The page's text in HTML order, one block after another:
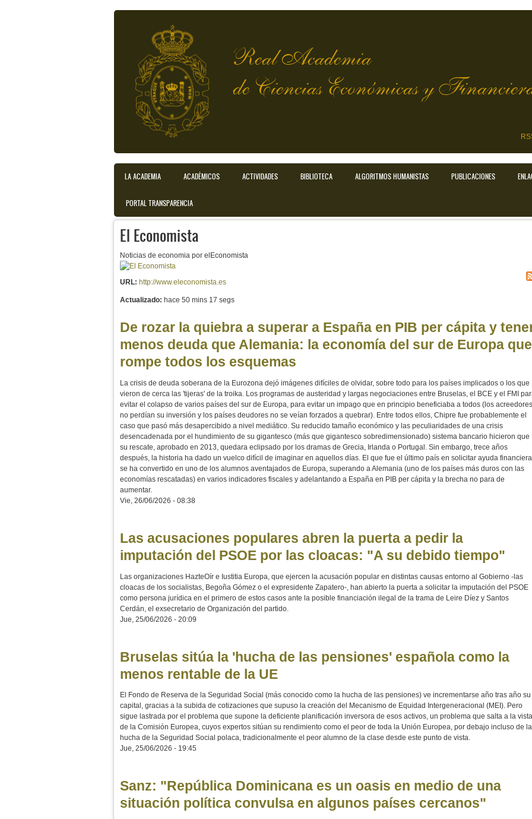
Real Academia
de Ciencias Económicas y
Menú principal
LA ACADEMIA ACADÉMICOS ACTIVIDADES BIBLIOTECA ALGORITMOS HUMANISTAS PUBLICACIONES
PORTAL TRANSPARENCIA
El Economista
Noticias de economia por elEconomista
URL: http://www.eleconomista.es
Actualizado: hace 50 mins 17 segs
De rozar la quiebra a superar a España en PIB per cápita y
menos deuda que Alemania: la economía del sur de Europa que
rompe todos los esquemas
La crisis de deuda soberana de la Eurozona dejó imágenes difíciles de olvidar, sobre todo para los países implicados o los que
vieron de cerca las 'tijeras' de la troika. Los programas de austeridad y largas negociaciones entre Bruselas, el BCE y el FMI
evitar el colapso de varios países del sur de Europa, para evitar un impago que en principio beneficiaba a todos (los acreedores
no perdían su inversión y los países deudores no se veían forzados a quebrar). Entre todos ellos, Chipre fue probablemente el
caso que pasó más desapercibido a nivel mediático. Su reducido tamaño económico y las peculiaridades de una crisis
desencadenada por el hundimiento de su gigantesco (más que gigantesco sobredimensionado) sistema bancario hicieron que
su rescate, aprobado en 2013, quedara eclipsado por los dramas de Grecia, Irlanda o Portugal. Sin embargo, trece años
después, la historia ha dado un vuelco difícil de imaginar en aquellos días. El que fue el último país en solicitar ayuda financiera
se ha convertido en uno de los alumnos aventajados de Europa, superando a Alemania (uno de los países más duros con las
economías rescatadas) en varios indicadores fiscales y adelantando a España en PIB per cápita y la brecha no para de
aumentar.
Vie, 26/06/2026 - 08:38
Las acusaciones populares abren la puerta a pedir la
imputación del PSOE por las cloacas: "A su debido tiempo"
Las organizaciones HazteOír e Iustitia Europa, que ejercen la acusación popular en distintas causas entorno al Gobierno -las
cloacas de los socialistas, Begoña Gómez o el expresidente Zapatero-, han abierto la puerta a solicitar la imputación del PSOE
como persona jurídica en el primero de estos casos ante la posible financiación ilegal de la trama de Leire Díez y Santos
Cerdán, el exsecretario de Organización del partido.
Jue, 25/06/2026 - 20:09
Bruselas sitúa la 'hucha de las pensiones' española como la
menos rentable de la UE
El Fondo de Reserva de la Seguridad Social (más conocido como la hucha de las pensiones) ve incrementarse año tras año su
capital, gracias a la subida de cotizaciones que supuso la creación del Mecanismo de Equidad Intergeneracional (MEI). Pero
sigue lastrada por el problema que supone la deficiente planificación inversora de esos activos, un problema que salta a la vista
de la Comisión Europea, cuyos expertos sitúan su rendimiento como el peor de toda la Unión Europea, por debajo incluso de la
hucha de la Seguridad Social polaca, tradicionalmente el peor alumno de la clase desde este punto de vista.
Jue, 25/06/2026 - 19:45
Sanz: "República Dominicana es un oasis en medio de una
situación política convulsa en algunos países cercanos"